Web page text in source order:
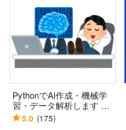
PythonでAI作成・機械学
習・データ解析します 京
大博士・米国研究経験者
が、高品質なAIソリュー
5.0 (175)